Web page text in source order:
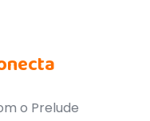
o Prelude